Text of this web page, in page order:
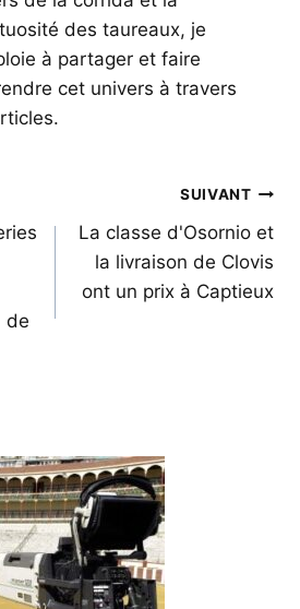
des taureaux, je
à partager et faire
cet univers à travers
de
SUIVANT
La classe d'Osornio et
la livraison de Clovis
ont un prix à Captieux